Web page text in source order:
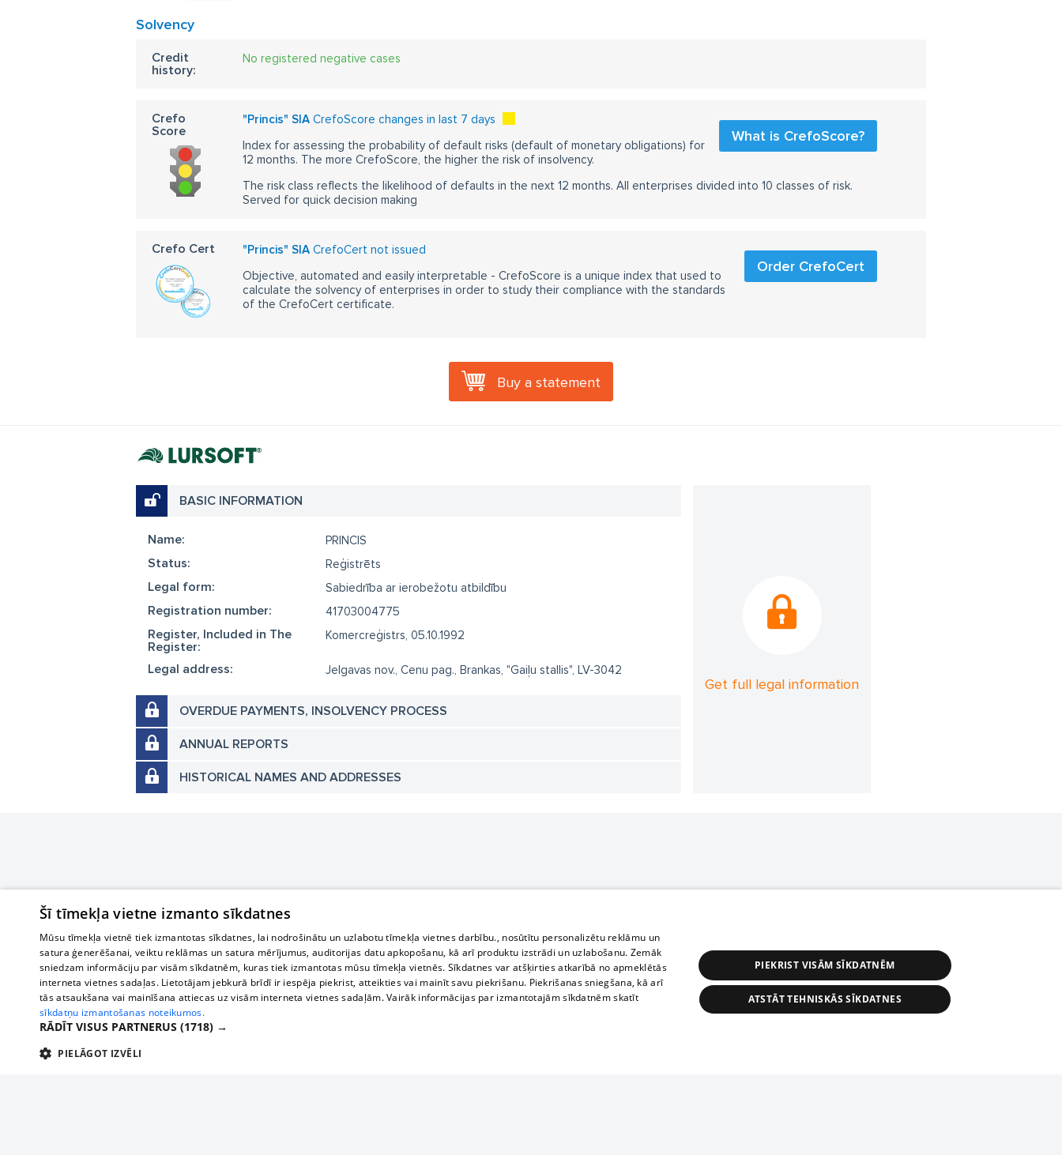
Solvency
Credit
history:
No registered negative cases
Crefo
Score
"Princis" SIA CrefoScore changes in last 7 days
What is CrefoScore?
Index for assessing the probability of default risks (default of monetary obligations) for
12 months. The more CrefoScore, the higher the risk of insolvency.
The risk class reflects the likelihood of defaults in the next 12 months. All enterprises divided into 10 classes of risk.
Served for quick decision making
Crefo Cert "Princis" SIA CrefoCert not issued
Order CrefoCert
Objective, automated and easily interpretable - CrefoScore is a unique index that used to
calculate the solvency of enterprises in order to study their compliance with the standards
of the CrefoCert certificate.
Buy a statement
BASIC INFORMATION
Name: PRINCIS
Status: Reģistrēts
Legal form: Sabiedrība ar ierobežotu atbildību
Registration number: 41703004775
Register, Included in The
Register:
Komercreģistrs, 05.10.1992
Legal address: Jelgavas nov., Cenu pag., Brankas, "Gaiļu stallis", LV-3042
OVERDUE PAYMENTS, INSOLVENCY PROCESS
ANNUAL REPORTS
HISTORICAL NAMES AND ADDRESSES
Get full legal information
Šī tīmekļa vietne izmanto sīkdatnes
Mūsu tīmekļa vietnē tiek izmantotas sīkdatnes, lai nodrošinātu un uzlabotu tīmekļa vietnes darbību., nosūtītu personalizētu reklāmu un
satura ģenerēšanai, veiktu reklāmas un satura mērījumus, auditorijas datu apkopošanu, kā arī produktu izstrādi un uzlabošanu. Zemāk
sniedzam informāciju par visām sīkdatnēm, kuras tiek izmantotas mūsu tīmekļa vietnēs. Sīkdatnes var atšķirties atkarībā no apmeklētās
interneta vietnes sadaļas. Lietotājam jebkurā brīdī ir iespēja piekrist, atteikties vai mainīt savu piekrišanu. Piekrišanas sniegšana, kā arī
tās atsaukšana vai mainīšana attiecas uz visām interneta vietnes sadaļām. Vairāk informācijas par izmantotajām sīkdatnēm skatīt
sīkdatņu izmantošanas noteikumos.
RĀDĪT VISUS PARTNERUS (1718) →
PIELĀGOT IZVĒLI
PIEKRIST VISĀM SĪKDATNĒM
ATSTĀT TEHNISKĀS SĪKDATNES